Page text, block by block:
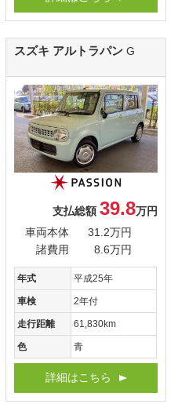
スズキ アルトラパンG
支払総額 39.8万円
車両本体
31.2万円
諸費用
8.6万円
年式 平成25年
車検 2年付
走行距離 61,830km
色 青
詳細はこちら